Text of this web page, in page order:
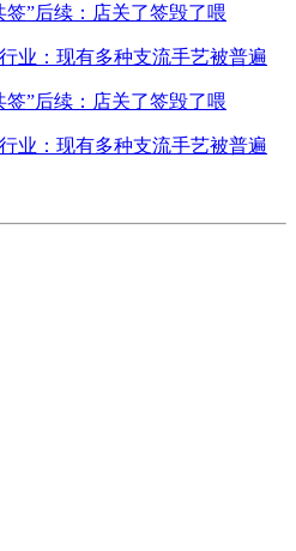
签”后续：店关了签毁了喂
业：现有多种支流手艺被普遍
签”后续：店关了签毁了喂
业：现有多种支流手艺被普遍